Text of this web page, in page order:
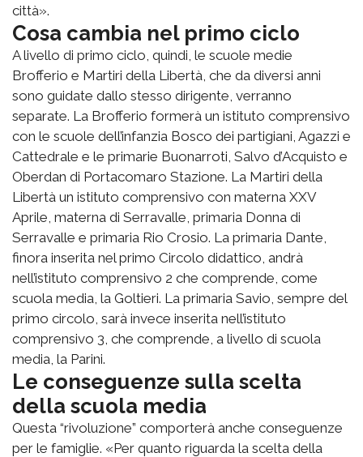
città».
Cosa cambia nel primo ciclo
A livello di primo ciclo, quindi, le scuole medie
Brofferio e Martiri della Libertà, che da diversi anni
sono guidate dallo stesso dirigente, verranno
separate. La Brofferio formerà un istituto comprensivo
con le scuole dell’infanzia Bosco dei partigiani, Agazzi e
Cattedrale e le primarie Buonarroti, Salvo d’Acquisto e
Oberdan di Portacomaro Stazione. La Martiri della
Libertà un istituto comprensivo con materna XXV
Aprile, materna di Serravalle, primaria Donna di
Serravalle e primaria Rio Crosio. La primaria Dante,
finora inserita nel primo Circolo didattico, andrà
nell’istituto comprensivo 2 che comprende, come
scuola media, la Goltieri. La primaria Savio, sempre del
primo circolo, sarà invece inserita nell’istituto
comprensivo 3, che comprende, a livello di scuola
media, la Parini.
Le conseguenze sulla scelta
della scuola media
Questa “rivoluzione” comporterà anche conseguenze
per le famiglie. «Per quanto riguarda la scelta della